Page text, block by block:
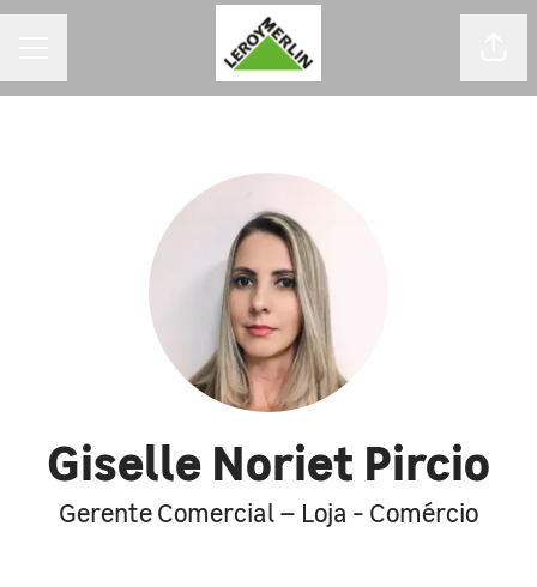
Giselle Noriet Pircio
Gerente Comercial – Loja - Comércio